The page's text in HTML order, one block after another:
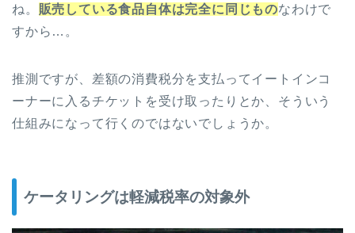
ね。 販売している食品自体は完全に同じものなわけで
すから…。
推測ですが、差額の消費税分を支払ってイートインコ
ーナーに入るチケットを受け取ったりとか、そういう
仕組みになって行くのではないでしょうか。
ケータリングは軽減税率の対象外